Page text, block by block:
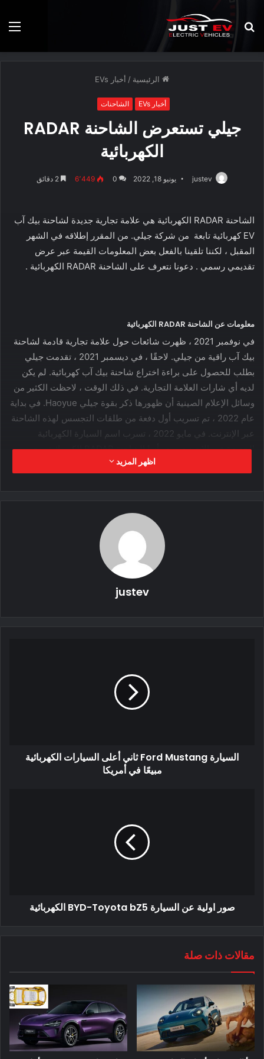
بحث
عن
الرئيسية / أخبار EVs
أخبار EVs الشاحنات
جيلي تستعرض الشاحنة RADAR
الكهربائية
justev يونيو 18, 2022 0 6٬449
الشاحنة RADAR الكهربائية هي علامة تجارية جديدة لشاحنة بيك آب
EV كهربائية تابعة من شركة جيلي. من المقرر إطلاقه في الشهر
المقبل ، لكننا تلقينا بالفعل بعض المعلومات القيمة عبر عرض
تقديمي رسمي . دعونا نتعرف على الشاحنة RADAR الكهربائية .
معلومات عن الشاحنة RADAR الكهربائية
في نوفمبر 2021 ، ظهرت شائعات حول علامة تجارية قادمة لشاحنة
بيك آب راقية من جيلي. لاحقًا ، في ديسمبر 2021 ، تقدمت جيلي
بطلب للحصول على براءة اختراع شاحنة بيك آب كهربائية. لم يكن
لديه أي شارات العلامة التجارية. في ذلك الوقت ، لاحظت الكثير من
وسائل الإعلام الصينية أن ظهورها ذكر بقوة جيلي Haoyue. في بداية
عام 2022 ، تم تسريب أول دفعة من طلقات التجسس لهذه الشاحنة
عبر الإنترنت. في مايو 2022 ، تسرب اسم السيارة الكهربائية
الجديدة عبر الإنترنت. يبدو أنها الشاحنة RADAR الكهربائية، وهي
شركة تابعة لأعمال الشاحنات الصغيرة لشركة صناعة السيارات
في الوقت الحالي ، يبدو أن شركتين تديران RADAR. قطع غيار
Hangzhou Geely Automobile Research and Development
مواصفات الشاحنة RADAR الكهربائية
RADAR الكهربائية كعلامة تجارية للمغامرات وأسلوب حياة “خارجي”.
اسم العلامة التجارية له معنى خاص به. أول حرف R يشير إلى
“Rational” ، والأول A لـ “Alone” ، و D لـ “Discovery” ، والثاني A
لـ “Accompany” ، والثاني R لـ “Romantic”.
اظهر المزيد
justev
السيارة Ford Mustang ثاني أعلى السيارات الكهربائية
مبيعًا في أمريكا
صور اولية عن السيارة BYD-Toyota bZ5 الكهربائية
مقالات ذات صلة